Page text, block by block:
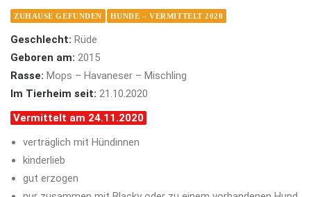
ZUHAUSE GEFUNDEN HUNDE – VERMITTELT 2020
Geschlecht: Rüde
Geboren am: 2015
Rasse: Mops – Havaneser – Mischling
Im Tierheim seit: 21.10.2020
Vermittelt am 24.11.2020
verträglich mit Hündinnen
kinderlieb
gut erzogen